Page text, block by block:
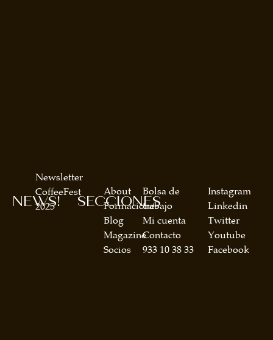
SECCIONES
About
Formaciones
Blog
Magazine
Socios
Bolsa de
trabajo
Mi cuenta
Contacto
933 10 38 33
NEWS!
Newsletter
CoffeeFest
2025
Instagram
Linkedin
Twitter
Youtube
Facebook